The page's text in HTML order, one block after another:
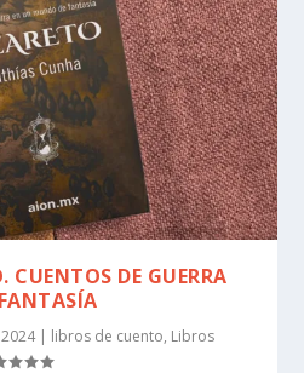
CUENTOS DE GUERRA
| libros de cuento, Libros